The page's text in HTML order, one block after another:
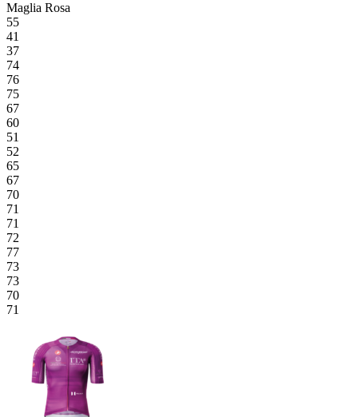
Maglia Rosa
55
41
37
74
76
75
67
60
51
52
65
67
70
71
71
72
77
73
73
70
71